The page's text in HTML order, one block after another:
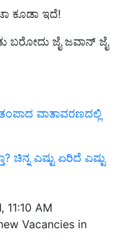
ಕೂಡಾ ಇದೆ!
ಬರೋದು ಜೈ ಜವಾನ್ ಜೈ
ವಾತಾವರಣದಲ್ಲಿ
ಚಿನ್ನ ಎಷ್ಟು ಏರಿದೆ ಎಷ್ಟು
11:10 AM
Vacancies in